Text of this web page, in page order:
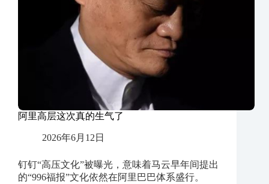
阿里高层这次真的生气了
2026年6月12日
钉钉“高压文化”被曝光，意味着马云早年间提出
的“996福报”文化依然在阿里巴巴体系盛行。